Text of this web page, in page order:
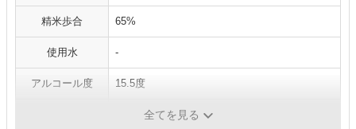
精米歩合 65%
使用水 -
アルコール度 15.5度
300ml、720ml、1800ml
全てを見る